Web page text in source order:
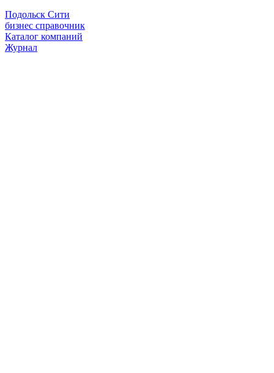
Подольск Сити
бизнес справочник
Каталог компаний
Журнал